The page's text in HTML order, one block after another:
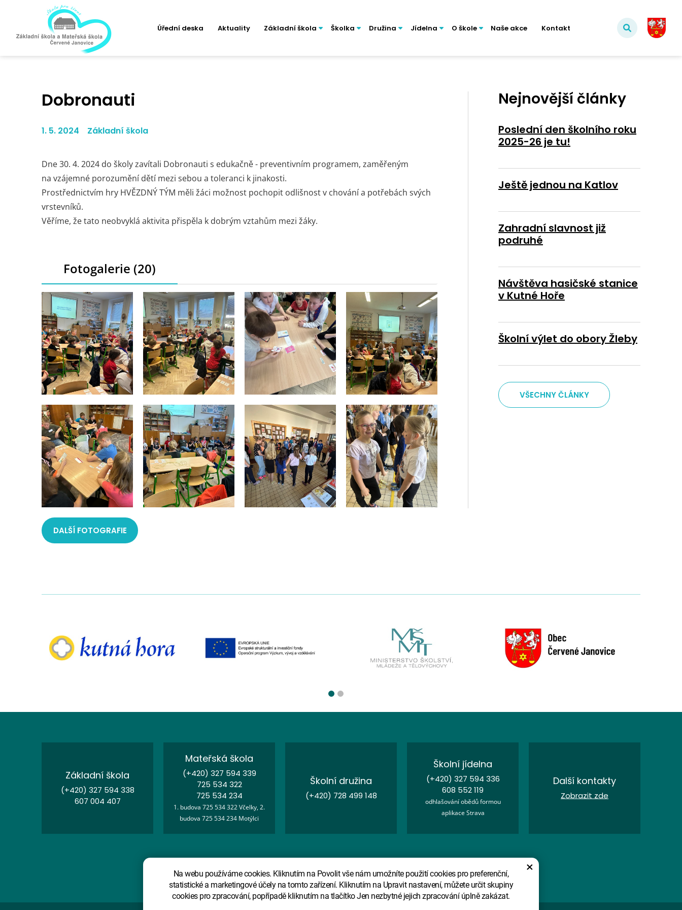
Na webu používáme cookies. Kliknutím na Povolit vše nám umožníte použití cookies pro preferenční,
statistické a marketingové účely na tomto zařízení. Kliknutím na Upravit nastavení, můžete určit skupiny
cookies pro zpracování, popřípadě kliknutím na tlačítko Jen nezbytné jejich zpracování úplně zakázat.
×
Úřední deska Aktuality Základní škola Školka Družina Jídelna O škole Naše akce Kontakt
Dobronauti
1. 5. 2024 Základní škola
Dne 30. 4. 2024 do školy zavítali Dobronauti s edukačně - preventivním programem, zaměřeným
na vzájemné porozumění dětí mezi sebou a toleranci k jinakosti.
Prostřednictvím hry HVĚZDNÝ TÝM měli žáci možnost pochopit odlišnost v chování a potřebách svých
vrstevníků.
Věříme, že tato neobvyklá aktivita přispěla k dobrým vztahům mezi žáky.
Fotogalerie (20)
DALŠÍ FOTOGRAFIE
Nejnovější články
Poslední den školního roku
2025-26 je tu!
Ještě jednou na Katlov
Zahradní slavnost již
podruhé
Návštěva hasičské stanice
v Kutné Hoře
Školní výlet do obory Žleby
VŠECHNY ČLÁNKY
Základní škola
(+420) 327 594 338
607 004 407
Mateřská škola
(+420) 327 594 339
725 534 322
725 534 234
1. budova 725 534 322 Včelky, 2.
budova 725 534 234 Motýlci
Školní družina
(+420) 728 499 148
Školní jídelna
(+420) 327 594 336
608 552 119
odhlašování obědů formou
aplikace Strava
Další kontakty
Zobrazit zde
Prohlášení o přístupnosti GDPR Vypnout grafiku